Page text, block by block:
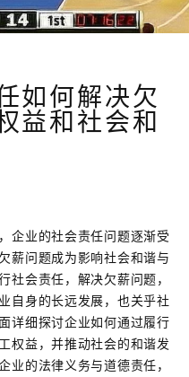
如何解决欠
益和社会和
企业的社会责任问题逐渐受
薪问题成为影响社会和谐与
社会责任，解决欠薪问题，
自身的长远发展，也关乎社
详细探讨企业如何通过履行
权益，并推动社会的和谐发
业的法律义务与道德责任，